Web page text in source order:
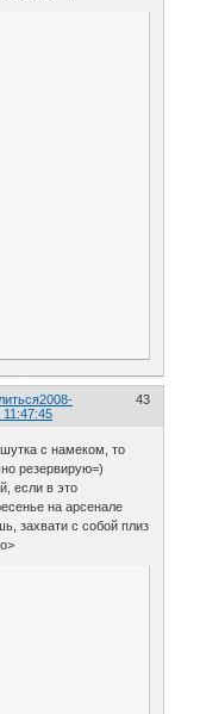
43
2008-
11:47:45
с намеком, то
резервирую=)
если в это
на арсенале
захвати с собой плиз